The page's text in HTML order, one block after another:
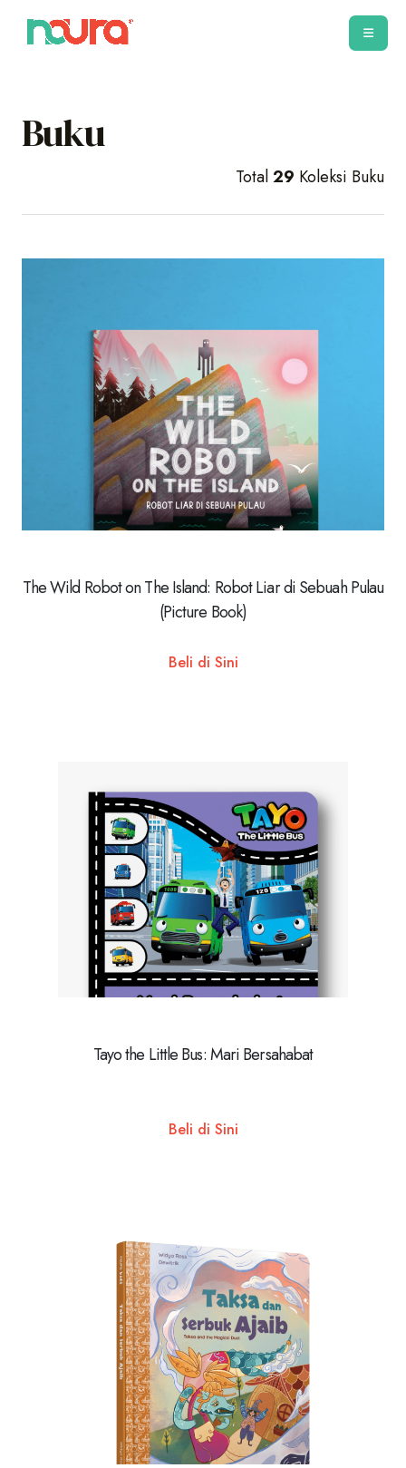
Buku
Total29 Koleksi Buku
The Wild Robot on The Island: Robot Liar di Sebuah Pulau
(Picture Book)
Beli di Sini
Tayo the Little Bus: Mari Bersahabat
Beli di Sini